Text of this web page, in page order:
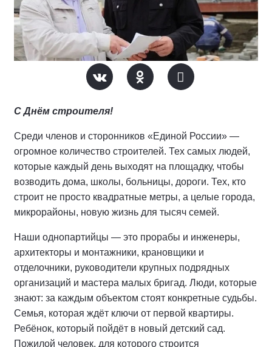
С Днём строителя!
Среди членов и сторонников «Единой России» —
огромное количество строителей. Тех самых людей,
которые каждый день выходят на площадку, чтобы
возводить дома, школы, больницы, дороги. Тех, кто
строит не просто квадратные метры, а целые города,
микрорайоны, новую жизнь для тысяч семей.
Наши однопартийцы — это прорабы и инженеры,
архитекторы и монтажники, крановщики и
отделочники, руководители крупных подрядных
организаций и мастера малых бригад. Люди, которые
знают: за каждым объектом стоят конкретные судьбы.
Семья, которая ждёт ключи от первой квартиры.
Ребёнок, который пойдёт в новый детский сад.
Пожилой человек, для которого строится